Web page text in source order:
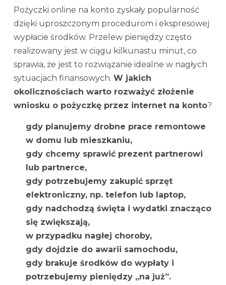
Pożyczki online na konto zyskały popularność
dzięki uproszczonym procedurom i ekspresowej
wypłacie środków. Przelew pieniędzy często
realizowany jest w ciągu kilkunastu minut, co
sprawia, że jest to rozwiązanie idealne w nagłych
sytuacjach finansowych. W jakich
okolicznościach warto rozważyć złożenie
wniosku o pożyczkę przez internet na konto?
gdy planujemy drobne prace remontowe
w domu lub mieszkaniu,
gdy chcemy sprawić prezent partnerowi
lub partnerce,
gdy potrzebujemy zakupić sprzęt
elektroniczny, np. telefon lub laptop,
gdy nadchodzą święta i wydatki znacząco
się zwiększają,
w przypadku nagłej choroby,
gdy dojdzie do awarii samochodu,
gdy brakuje środków do wypłaty i
potrzebujemy pieniędzy „na już”.